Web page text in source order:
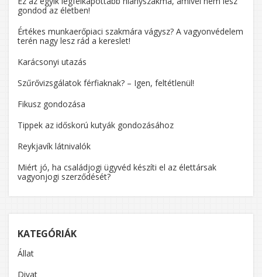
gondod az életben!
Értékes munkaerőpiaci szakmára vágysz? A vagyonvédelem
terén nagy lesz rád a kereslet!
Karácsonyi utazás
Szűrővizsgálatok férfiaknak? – Igen, feltétlenül!
Fikusz gondozása
Tippek az időskorú kutyák gondozásához
Reykjavík látnivalók
Miért jó, ha családjogi ügyvéd készíti el az élettársak
vagyonjogi szerződését?
KATEGÓRIÁK
Állat
Divat